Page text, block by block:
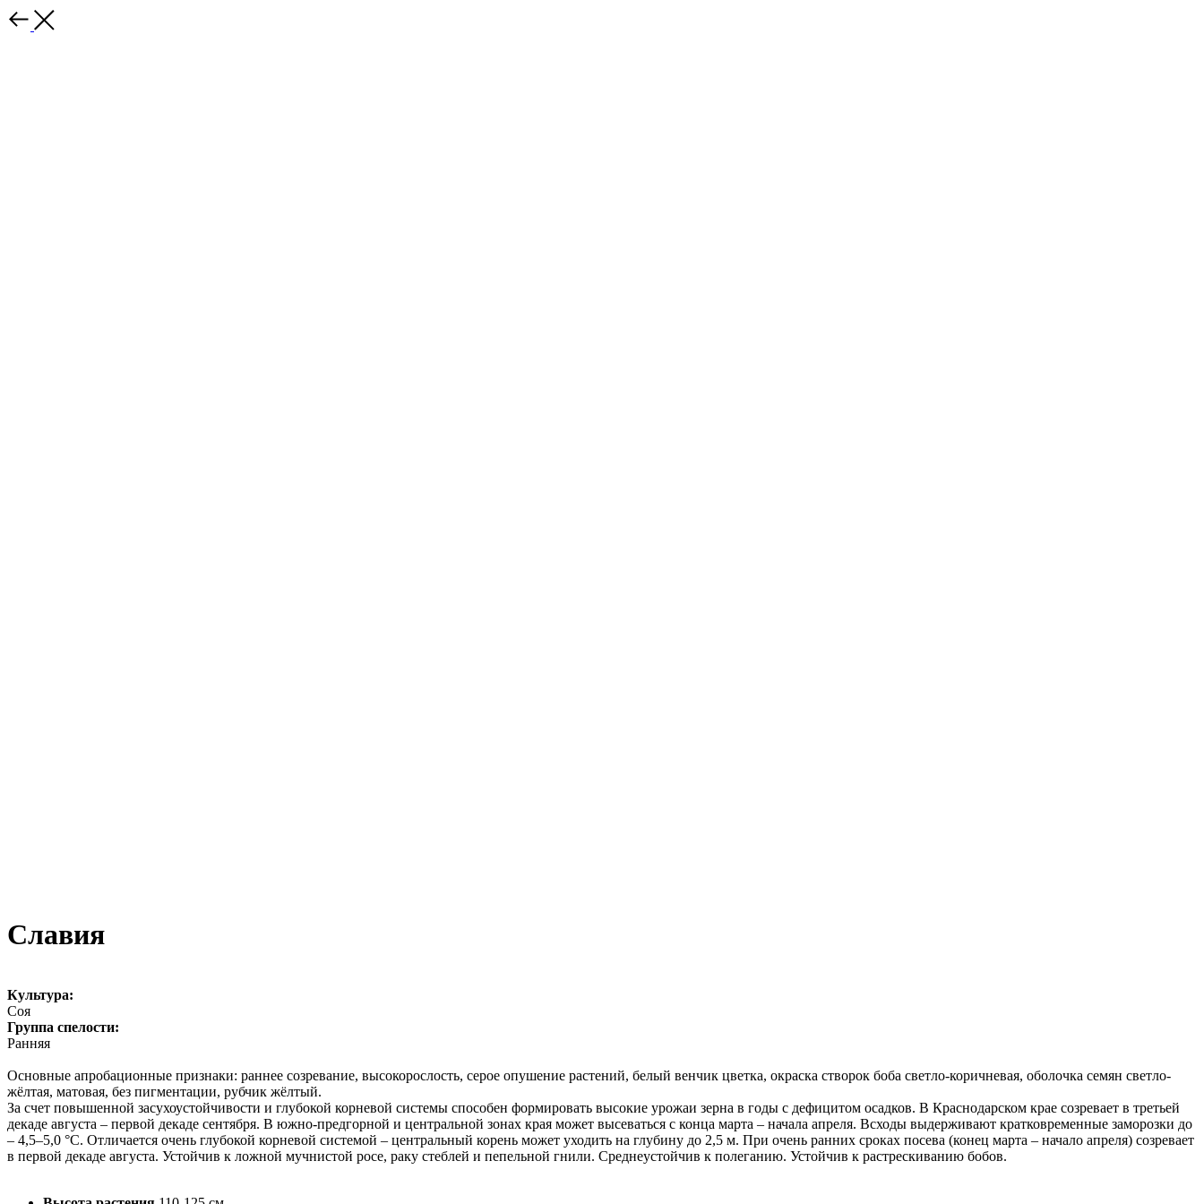
Славия
Культура:
Соя
Группа спелости:
Ранняя
Основные апробационные признаки: раннее созревание, высокорослость, серое опушение растений, белый венчик цветка, окраска створок боба светло-коричневая, оболочка семян светло-
жёлтая, матовая, без пигментации, рубчик жёлтый.
За счет повышенной засухоустойчивости и глубокой корневой системы способен формировать высокие урожаи зерна в годы с дефицитом осадков. В Краснодарском крае созревает в третьей
декаде августа – первой декаде сентября. В южно-предгорной и центральной зонах края может высеваться с конца марта – начала апреля. Всходы выдерживают кратковременные заморозки до
– 4,5–5,0 °С. Отличается очень глубокой корневой системой – центральный корень может уходить на глубину до 2,5 м. При очень ранних сроках посева (конец марта – начало апреля) созревает
в первой декаде августа. Устойчив к ложной мучнистой росе, раку стеблей и пепельной гнили. Среднеустойчив к полеганию. Устойчив к растрескиванию бобов.